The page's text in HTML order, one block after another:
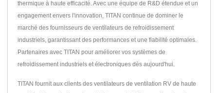
thermique à haute efficacité. Avec une équipe de R&D étendue et un
engagement envers l'innovation, TITAN continue de dominer le
marché des fournisseurs de ventilateurs de refroidissement
industriels, garantissant des performances et une fiabilité optimales.
Partenaires avec TITAN pour améliorer vos systèmes de
refroidissement industriels et électroniques dès aujourd'hui.
TITAN fournit aux clients des ventilateurs de ventilation RV de haute